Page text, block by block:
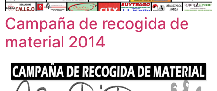
Campaña de recogida de
material 2014